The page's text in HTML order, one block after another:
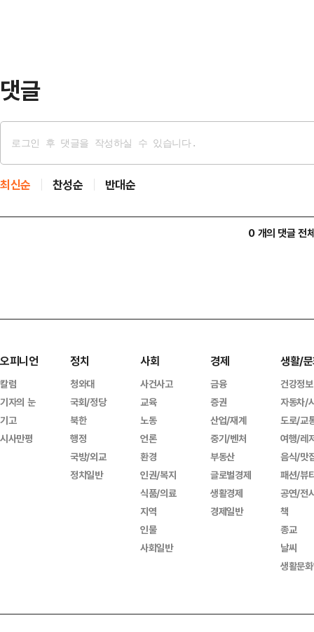
댓글
최신순 찬성순 반대순
0 개의 댓글 전
오피니언
칼럼
기자의 눈
기고
시사만평
정치
청와대
국회/정당
북한
행정
국방/외교
정치일반
사회
사건사고
교육
노동
언론
환경
인권/복지
식품/의료
지역
인물
사회일반
경제
금융
증권
산업/재계
중기/벤처
부동산
글로벌경제
생활경제
경제일반
생활/
건강정보
자동차/
도로/교
여행/레
음식/맛
패션/뷰
공연/전
책
종교
날씨
생활문